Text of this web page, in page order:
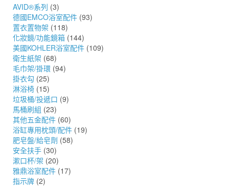
AVID®系列 (3)
德國EMCO浴室配件 (93)
置衣置物架 (118)
化妝鏡/功能鏡箱 (144)
美國KOHLER浴室配件 (109)
衛生紙架 (68)
毛巾架/掛環 (94)
掛衣勾 (25)
淋浴椅 (15)
垃圾桶/投遞口 (9)
馬桶刷組 (23)
其他五金配件 (60)
浴缸專用枕頭/配件 (19)
肥皂盤/給皂劑 (58)
安全扶手 (30)
漱口杯/架 (20)
雅鼎浴室配件 (17)
指示牌 (2)